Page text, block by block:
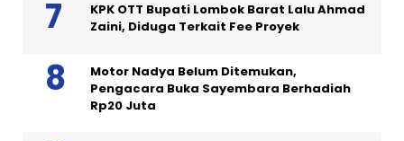
KPK OTT Bupati Lombok Barat Lalu Ahmad
Zaini, Diduga Terkait Fee Proyek
Motor Nadya Belum Ditemukan,
Pengacara Buka Sayembara Berhadiah
Rp20 Juta